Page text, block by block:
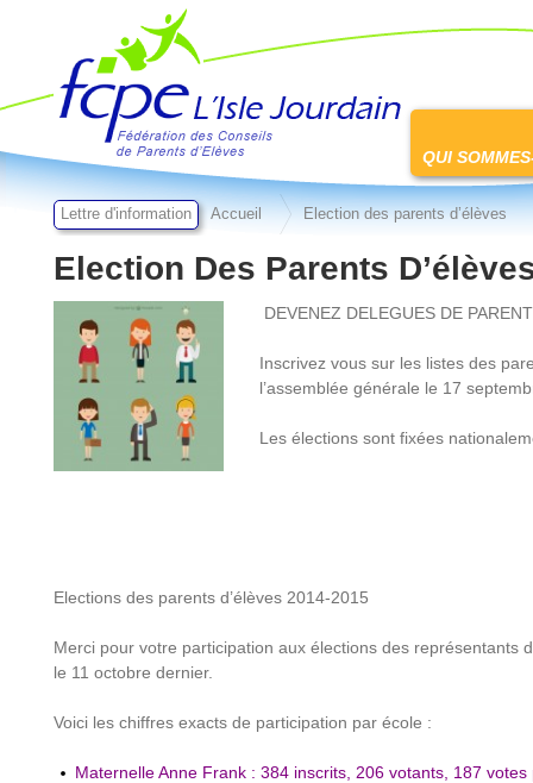
FCPE L'isle jourdain
au
contenu
QUI
Lettre d'information Accueil Election des parents d’élèves
Election Des Parents
DEVENEZ DELEGUES DE
Inscrivez vous sur les listes des
l’assemblée générale le 17
Les élections sont fixées
Elections des parents d’élèves 2014-2015
Merci pour votre participation aux élections des représentants
le 11 octobre dernier.
Voici les chiffres exacts de participation par école :
Maternelle Anne Frank : 384 inscrits, 206 votants, 187 votes